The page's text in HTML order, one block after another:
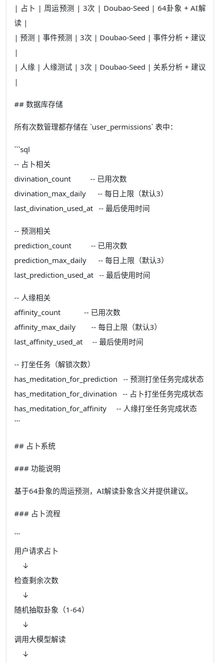
| 占卜 | 周运预测 | 3次 | Doubao-Seed | 64卦象 + AI解
读 |
| 预测 | 事件预测 | 3次 | Doubao-Seed | 事件分析 + 建议
|
| 人缘 | 人缘测试 | 3次 | Doubao-Seed | 关系分析 + 建议
|
## 数据库存储
所有次数管理都存储在 `user_permissions` 表中：
```sql
-- 占卜相关
divination_count -- 已用次数
divination_max_daily -- 每日上限（默认3）
last_divination_used_at -- 最后使用时间
-- 预测相关
prediction_count -- 已用次数
prediction_max_daily -- 每日上限（默认3）
last_prediction_used_at -- 最后使用时间
-- 人缘相关
affinity_count -- 已用次数
affinity_max_daily -- 每日上限（默认3）
last_affinity_used_at -- 最后使用时间
-- 打坐任务（解锁次数）
has_meditation_for_prediction -- 预测打坐任务完成状态
has_meditation_for_divination -- 占卜打坐任务完成状态
has_meditation_for_affinity -- 人缘打坐任务完成状态
```
## 占卜系统
### 功能说明
基于64卦象的周运预测，AI解读卦象含义并提供建议。
### 占卜流程
```
用户请求占卜
↓
检查剩余次数
↓
随机抽取卦象（1-64）
↓
调用大模型解读
↓